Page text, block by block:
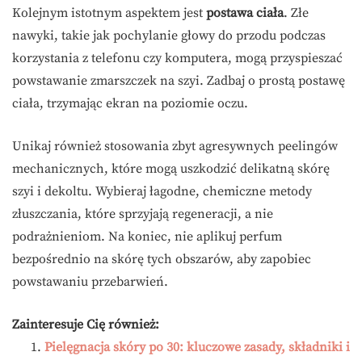
Kolejnym istotnym aspektem jest postawa ciała. Złe
nawyki, takie jak pochylanie głowy do przodu podczas
korzystania z telefonu czy komputera, mogą przyspieszać
powstawanie zmarszczek na szyi. Zadbaj o prostą postawę
ciała, trzymając ekran na poziomie oczu.
Unikaj również stosowania zbyt agresywnych peelingów
mechanicznych, które mogą uszkodzić delikatną skórę
szyi i dekoltu. Wybieraj łagodne, chemiczne metody
złuszczania, które sprzyjają regeneracji, a nie
podrażnieniom. Na koniec, nie aplikuj perfum
bezpośrednio na skórę tych obszarów, aby zapobiec
powstawaniu przebarwień.
Zainteresuje Cię również:
Pielęgnacja skóry po 30: kluczowe zasady, składniki i